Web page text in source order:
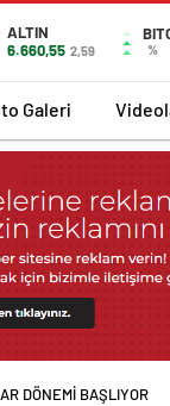
ALTIN
6.660,55 2,59 %
Galeri
DÖNEMİ BAŞLIYOR